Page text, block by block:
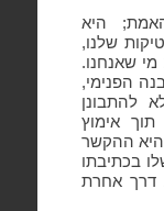
היא
שלנו,
שאנחנו.
הפנימי,
להתבונן
אימוץ
היא ההקשר
בכתיבתו
דרך אחרת